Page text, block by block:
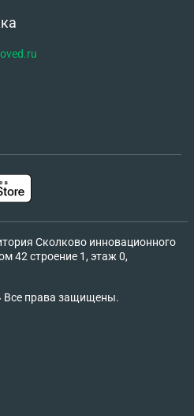
Сколково инновационного
42 строение 1, этаж 0,
Все права защищены.